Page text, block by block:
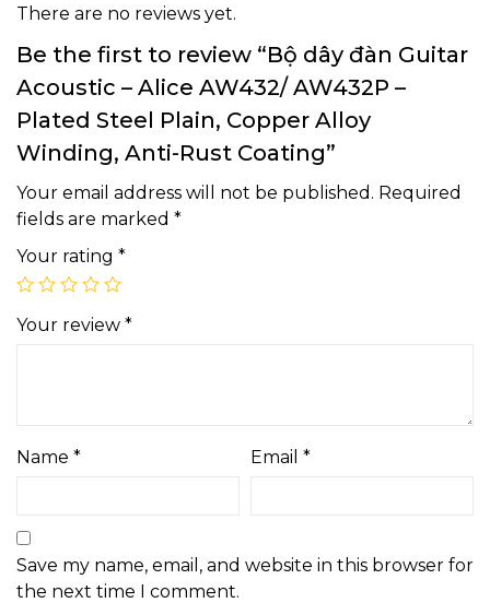
There are no reviews yet.
Be the first to review “Bộ dây đàn Guitar
Acoustic – Alice AW432/ AW432P –
Plated Steel Plain, Copper Alloy
Winding, Anti-Rust Coating”
Your email address will not be published. Required
fields are marked *
Your rating *
Your review *
Name * Email *
Save my name, email, and website in this browser for
the next time I comment.